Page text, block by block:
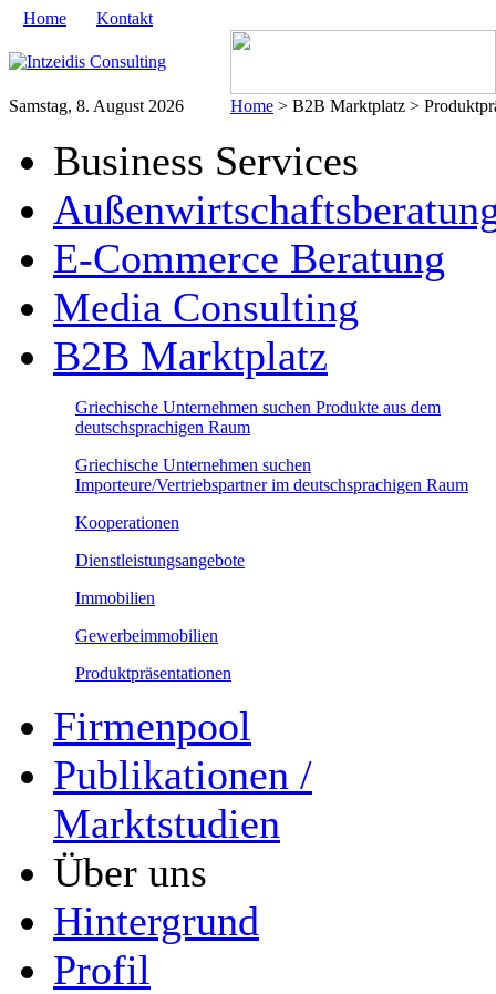
Home Kontakt
Samstag, 8. August 2026 Home > B2B Marktplatz >
Business Services
E-Commerce Beratung
Media Consulting
B2B Marktplatz
Griechische Unternehmen suchen Produkte aus dem
deutschsprachigen Raum
Griechische Unternehmen suchen
Importeure/Vertriebspartner im deutschsprachigen Raum
Kooperationen
Dienstleistungsangebote
Immobilien
Gewerbeimmobilien
Produktpräsentationen
Firmenpool
Publikationen /
Marktstudien
Über uns
Hintergrund
Profil